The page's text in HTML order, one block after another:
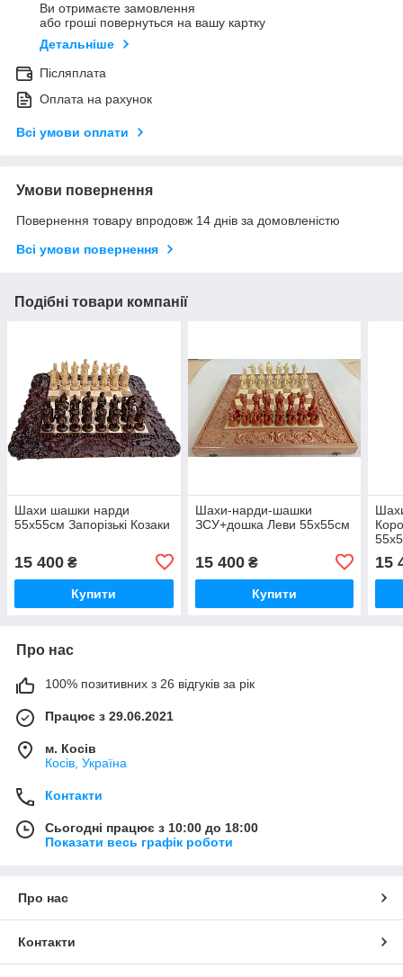
Ви отримаєте замовлення
або гроші повернуться на вашу картку
Детальніше
Післяплата
Оплата на рахунок
Всі умови оплати
Умови повернення
Повернення товару впродовж 14 днів за домовленістю
Всі умови повернення
Подібні товари компанії
Шахи шашки нарди
55х55см Запорізькі Козаки
15 400 ₴
Купити
Шахи-нарди-шашки
ЗСУ+дошка Леви 55х55см
15 400₴
Купити
15
Про нас
100% позитивних з 26 відгуків за рік
Працює з 29.06.2021
м. Косів
Косів, Україна
Контакти
Сьогодні працює з 10:00 до 18:00
Показати весь графік роботи
Про нас
Контакти